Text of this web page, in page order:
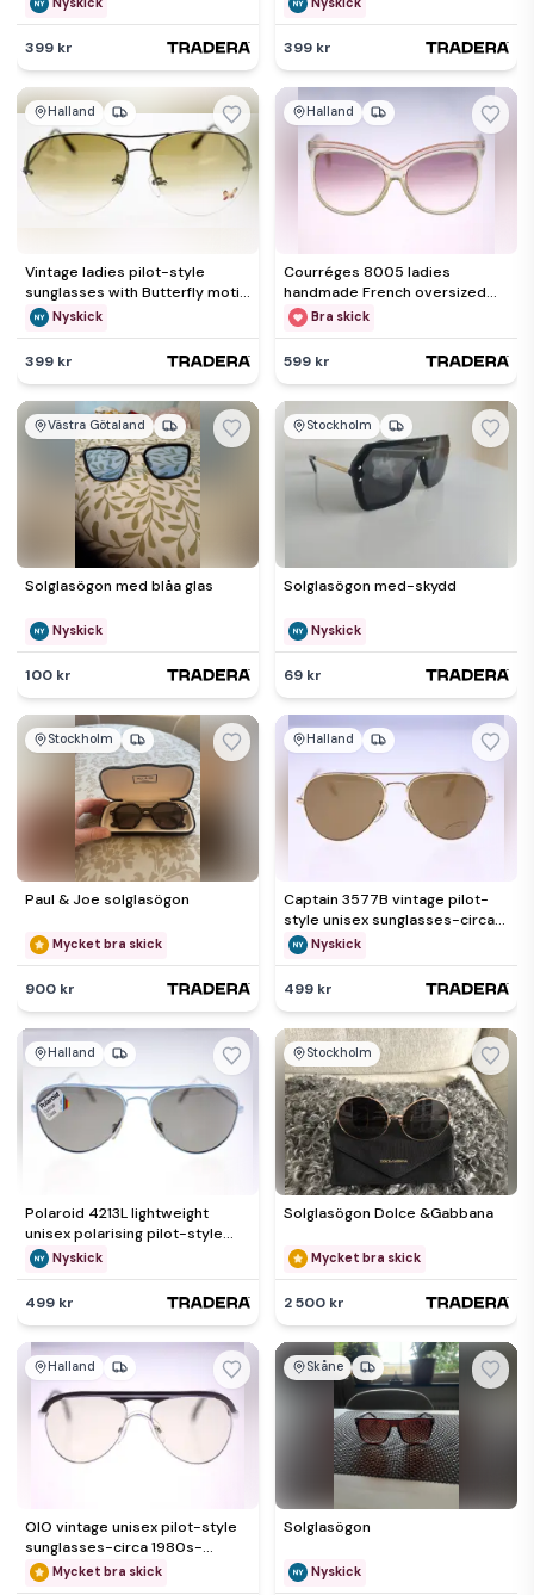
Nyskick
399 kr
Nyskick
399 kr
Halland
Vintage ladies pilot-style
sunglasses with Butterfly motif
detail-circa 80s-NEW
Nyskick
399 kr
Halland
Courréges 8005 ladies
handmade French oversized
sunglasses - circa 1970s-32g
Bra skick
599 kr
Västra Götaland
Solglasögon med blåa glas
Nyskick
100 kr
Stockholm
Solglasögon med-skydd
Nyskick
69 kr
Stockholm
Paul & Joe solglasögon
Mycket bra skick
900 kr
Halland
Captain 3577B vintage pilot-
style unisex sunglasses-circa
1980s (Weight: 22g)
Nyskick
499 kr
Halland
Polaroid 4213L lightweight
unisex polarising pilot-style
vintage sunglasses-NEW
Nyskick
499 kr
Stockholm
Solglasögon Dolce &Gabbana
Mycket bra skick
2 500 kr
Halland
OIO vintage unisex pilot-style
sunglasses-circa 1980s-
Weight 42g-FREE postage
Mycket bra skick
Skåne
Solglasögon
Nyskick